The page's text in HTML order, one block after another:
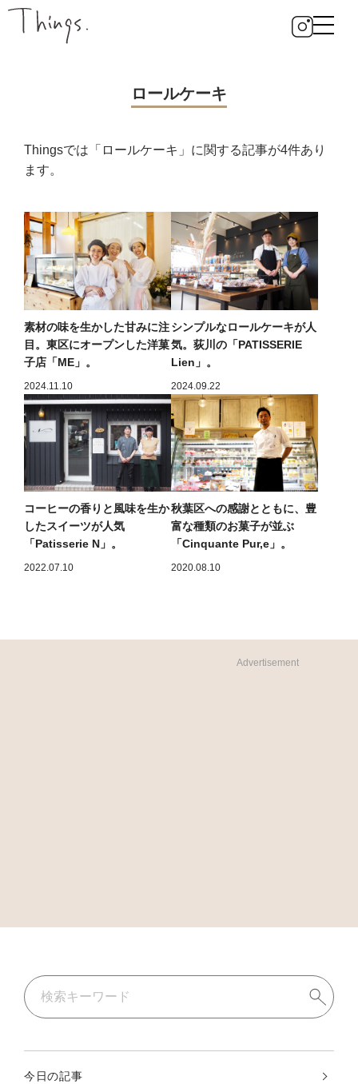
ロールケーキ
Thingsでは「ロールケーキ」に関する記事が4件あり
ます。
素材の味を生かした甘みに注
目。東区にオープンした洋菓
子店「ME」。
2024.11.10
シンプルなロールケーキが人
気。荻川の「PATISSERIE
Lien」。
2024.09.22
コーヒーの香りと風味を生か
したスイーツが人気
「Patisserie N」。
2022.07.10
秋葉区への感謝とともに、豊
富な種類のお菓子が並ぶ
「Cinquante Pur,e」。
2020.08.10
Advertisement
今日の記事